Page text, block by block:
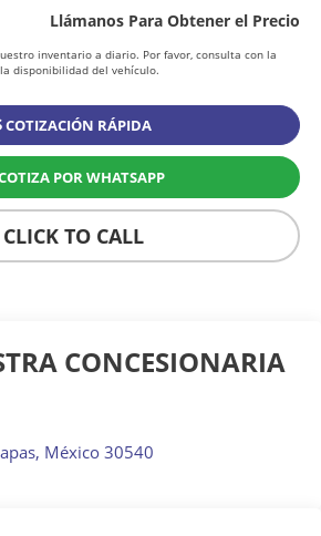
Llámanos Para Obtener el Precio
inventario a diario. Por favor, consulta con la
disponibilidad del vehículo.
COTIZACIÓN RÁPIDA
POR WHATSAPP
CLICK TO CALL
CONCESIONARIA
, México 30540